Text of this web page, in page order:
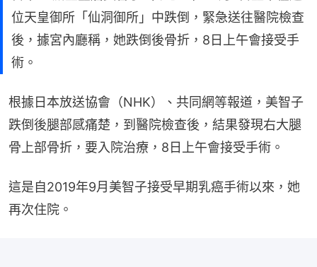
位天皇御所「仙洞御所」中跌倒，緊急送往醫院檢查
後，據宮內廳稱，她跌倒後骨折，8日上午會接受手
術。
根據日本放送協會（NHK）、共同網等報道，美智子
跌倒後腿部感痛楚，到醫院檢查後，結果發現右大腿
骨上部骨折，要入院治療，8日上午會接受手術。
這是自2019年9月美智子接受早期乳癌手術以來，她
再次住院。